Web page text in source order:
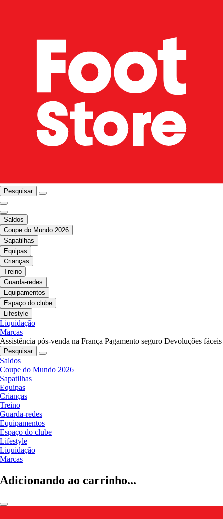
Pesquisar
Saldos
Coupe do Mundo 2026
Sapatilhas
Equipas
Crianças
Treino
Guarda-redes
Equipamentos
Espaço do clube
Lifestyle
Liquidação
Marcas
Assistência pós-venda na França Pagamento seguro Devoluções fáceis
Pesquisar
Saldos
Coupe do Mundo 2026
Sapatilhas
Equipas
Crianças
Treino
Guarda-redes
Equipamentos
Espaço do clube
Lifestyle
Liquidação
Marcas
Adicionando ao carrinho...